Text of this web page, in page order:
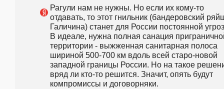
Рагули нам не нужны. Но если их кому-то
отдавать, то этот гнильник (бандеровский
Галичина) станет для России постоянной
В идеале, нужна полная санация
территории - выжженная санитарная полоса
шириной 500-700 км вдоль всей старо-новой
западной границы России. Но на такое
вряд ли кто-то решится. Значит, опять будут
компромиссы и договорняки.